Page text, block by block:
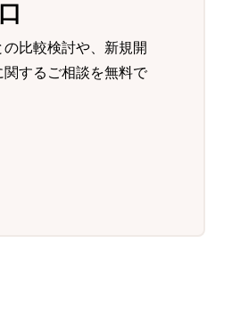
比較検討や、新規開
するご相談を無料で